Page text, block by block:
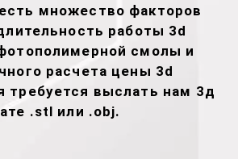
множество факторов
работы 3d
смолы и
расчета цены 3d
требуется выслать нам 3д
.stl или .obj.